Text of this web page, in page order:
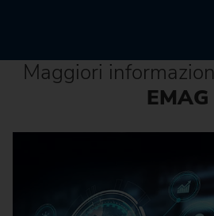
Maggiori
EMAG